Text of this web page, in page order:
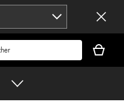
panier
est